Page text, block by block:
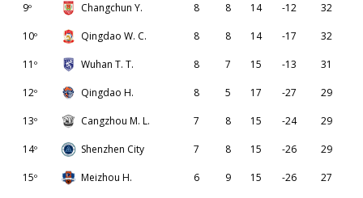
9º Changchun Y. 8 8 14 -12 32
10º Qingdao W. C. 8 8 14 -17 32
11º Wuhan T. T. 8 7 15 -13 31
12º Qingdao H. 8 5 17 -27 29
13º Cangzhou M. L. 7 8 15 -24 29
14º Shenzhen City 7 8 15 -26 29
15º Meizhou H. 6 9 15 -26 27